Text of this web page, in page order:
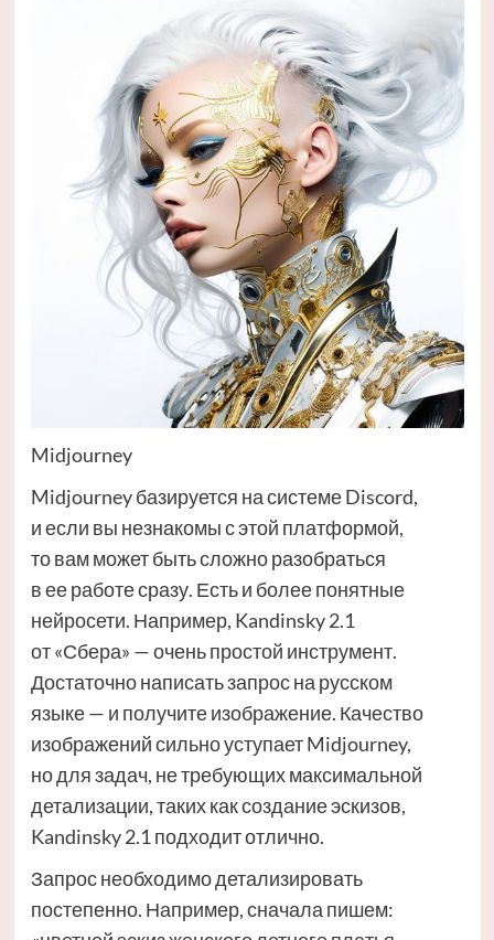
Midjourney
Midjourney базируется на системе Discord,
и если вы незнакомы с этой платформой,
то вам может быть сложно разобраться
в ее работе сразу. Есть и более понятные
нейросети. Например, Kandinsky 2.1
от «Сбера» — очень простой инструмент.
Достаточно написать запрос на русском
языке — и получите изображение. Качество
изображений сильно уступает Midjourney,
но для задач, не требующих максимальной
детализации, таких как создание эскизов,
Kandinsky 2.1 подходит отлично.
Запрос необходимо детализировать
постепенно. Например, сначала пишем: